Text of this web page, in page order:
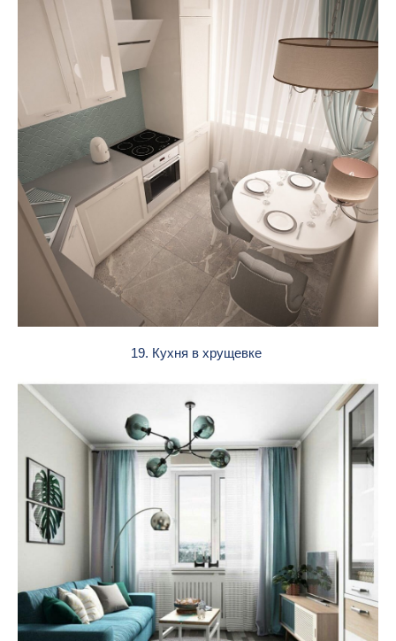
19. Кухня в хрущевке